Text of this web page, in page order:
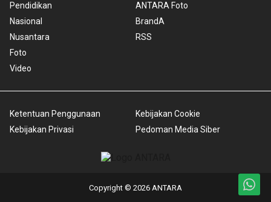
Pendidikan
Nasional
Nusantara
Foto
Video
ANTARA Foto
BrandA
RSS
Ketentuan Penggunaan
Kebijakan Privasi
Kebijakan Cookie
Pedoman Media Siber
Copyright © 2026 ANTARA